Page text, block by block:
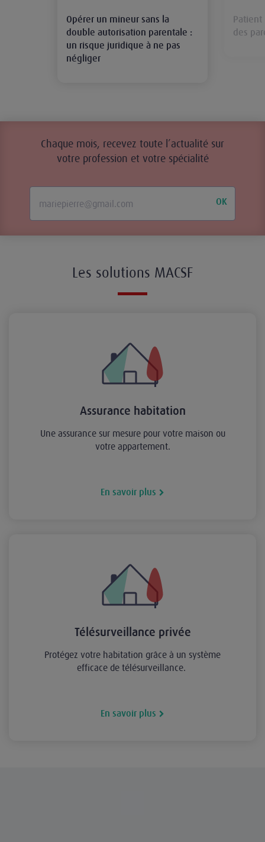
Opérer un mineur sans la
double autorisation parentale :
un risque juridique à ne pas
négliger
Patient
des
Chaque mois, recevez toute l’actualité sur
votre profession et votre spécialité
OK
Les solutions MACSF
Assurance habitation
Une assurance sur mesure pour votre maison ou
votre appartement.
En savoir plus
Télésurveillance privée
Protégez votre habitation grâce à un système
efficace de télésurveillance.
En savoir plus